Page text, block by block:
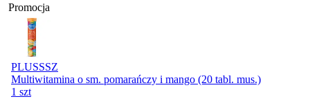
Promocja
PLUSSSZ
Multiwitamina o sm. pomarańczy i mango (20 tabl. mus.)
1 szt